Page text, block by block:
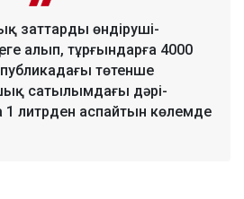
заттарды өндіруші-
алып, тұрғындарға 4000
төтенше
сатылымдағы дәрі-
1 литрден аспайтын көлемде